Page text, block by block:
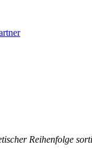
Reihenfolge